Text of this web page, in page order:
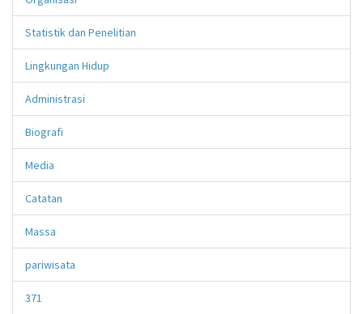
Statistik dan Penelitian
Lingkungan Hidup
Administrasi
Biografi
Media
Catatan
Massa
pariwisata
371